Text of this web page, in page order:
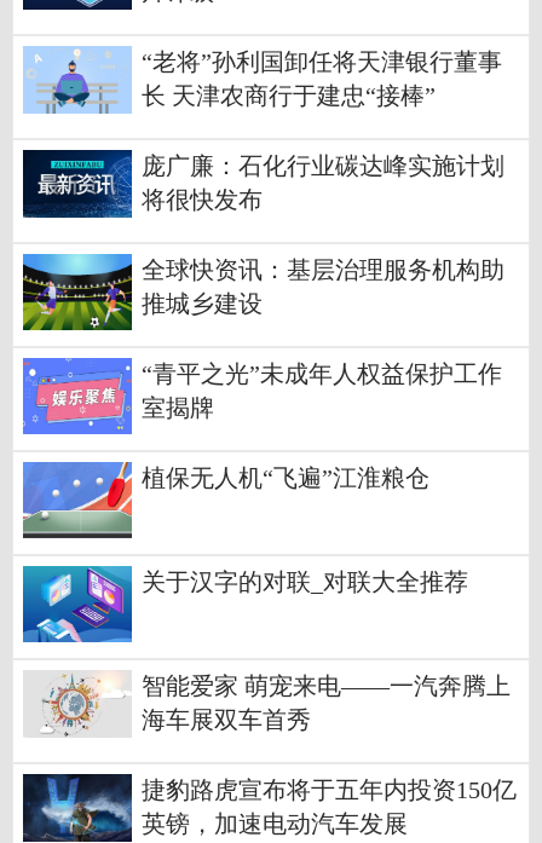
“老将”孙利国卸任将天津银行董事
长 天津农商行于建忠“接棒”
庞广廉：石化行业碳达峰实施计划
将很快发布
全球快资讯：基层治理服务机构助
推城乡建设
“青平之光”未成年人权益保护工作
室揭牌
植保无人机“飞遍”江淮粮仓
关于汉字的对联_对联大全推荐
智能爱家 萌宠来电——一汽奔腾上
海车展双车首秀
捷豹路虎宣布将于五年内投资150亿
英镑，加速电动汽车发展